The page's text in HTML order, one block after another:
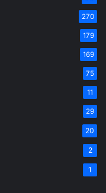
270
179
169
75
11
29
20
2
1